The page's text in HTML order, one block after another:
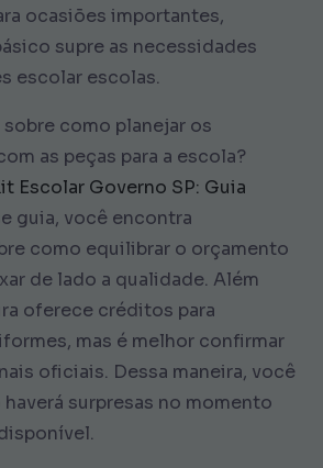
ocasiões importantes,
supre as necessidades
escolar escolas.
como planejar os
as peças para a escola?
Escolar Governo SP: Guia
guia, você encontra
como equilibrar o orçamento
de lado a qualidade. Além
oferece créditos para
mas é melhor confirmar
oficiais. Dessa maneira, você
surpresas no momento